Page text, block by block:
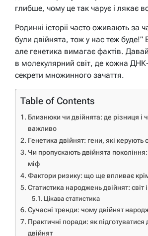
глибше, чому це так чарує і лякає
Родинні історії часто оживають за
були двійнята, тож у нас теж буде!”
але генетика вимагає фактів.
в молекулярний світ, де кожна
секрети множинного зачаття.
Table of Contents
Близнюки чи двійнята: де різниця і
важливо
Генетика двійнят: гени, які керують
Чи пропускають двійнята
міф
Фактори ризику: що ще впливає
Статистика народжень двійнят: світ
Цікава статистика
Сучасні тренди: чому двійнят
Практичні поради: як
двійнят